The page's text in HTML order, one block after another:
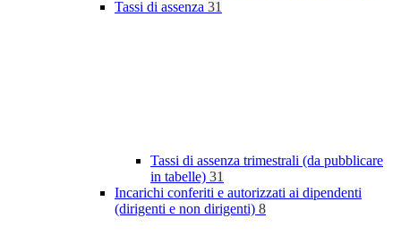
Tassi di assenza 31
Tassi di assenza trimestrali (da pubblicare
in tabelle) 31
Incarichi conferiti e autorizzati ai dipendenti
(dirigenti e non dirigenti) 8